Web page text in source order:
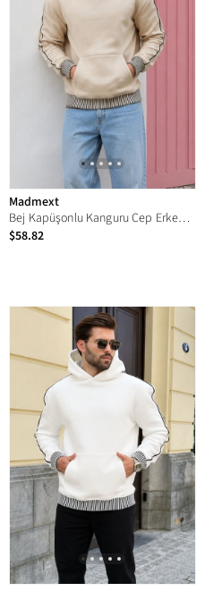
Madmext
Bej Kapüşonlu Kanguru Cep Erkek Sweatshirt E7163
$58.82